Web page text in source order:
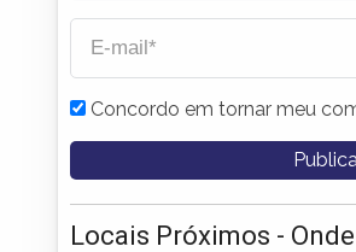
Concordo em tornar meu
Locais Próximos -